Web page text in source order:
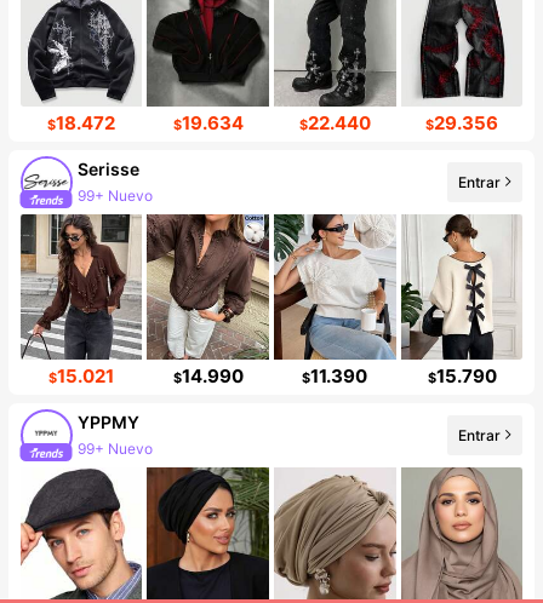
$18.472 $19.634 $22.440 $29.356
Serisse
99+ Nuevo
497K seguidores
Entrar
$15.021 $14.990 $11.390 $15.790
YPPMY
99+ Nuevo
Incremento de seguidores de 10%
Entrar